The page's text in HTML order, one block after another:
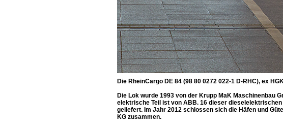
Die RheinCargo DE 84 (98 80 0272 022-1 D-RHC), ex
Die Lok wurde 1993 von der Krupp MaK Maschinenbau
elektrische Teil ist von ABB. 16 dieser dieselelektrischen
geliefert. Im Jahr 2012 schlossen sich die Häfen und
KG zusammen.